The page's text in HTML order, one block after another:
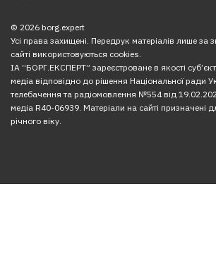
© 2026 borg.expert
Усі права захищені. Передрук матеріалів лише за
сайті використовуються cookies.
ІА “БОРГ.ЕКСПЕРТ” зареєстроване в якості
медіа відповідно до рішення Національної ради
телебачення та радіомовлення №554 від
медіа R40-06939. Матеріали на сайті призначені
річного віку.